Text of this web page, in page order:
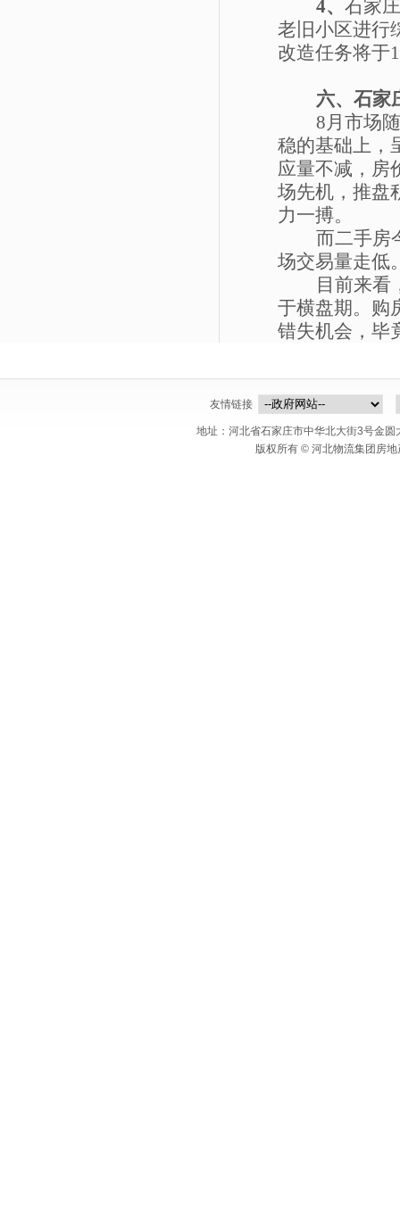
4、 石家
老旧小区进行
改造任务将于
六、石家
8月市场
稳的基础上，
应量不减，房
场先机，推盘
力一搏。
而二手房
场交易量走低
目前来看
于横盘期。购
错失机会，毕
友情链接
地址：河北省石家庄市中华北大街3号
版权所有 © 河北物流集团房